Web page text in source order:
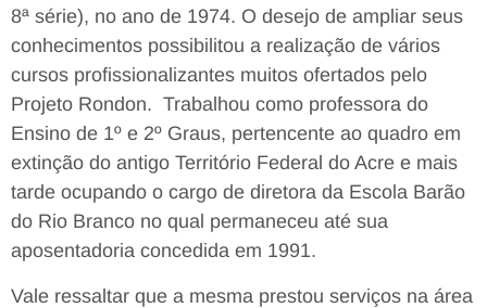
8ª série), no ano de 1974. O desejo de ampliar seus
conhecimentos possibilitou a realização de vários
cursos profissionalizantes muitos ofertados pelo
Projeto Rondon. Trabalhou como professora do
Ensino de 1º e 2º Graus, pertencente ao quadro em
extinção do antigo Território Federal do Acre e mais
tarde ocupando o cargo de diretora da Escola Barão
do Rio Branco no qual permaneceu até sua
aposentadoria concedida em 1991.
Vale ressaltar que a mesma prestou serviços na área